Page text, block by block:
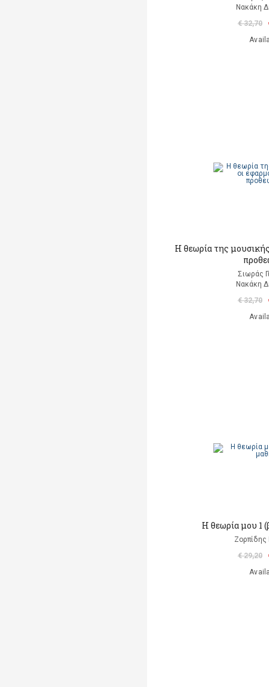
Νακάκη
€ 32,70
Η θεωρία της
Σιωράς
Νακάκη
€ 32,70
Η θεωρία μου 1
Ζορπίδης
€ 29,20